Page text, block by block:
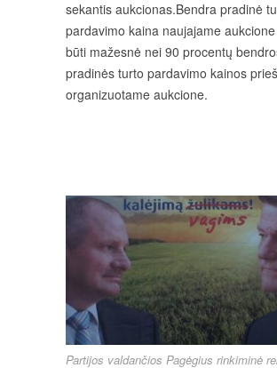
sekantis aukcionas.Bendra pradinė
pardavimo kaina naujajame
būti mažesnė nei 90 procentų
pradinės turto pardavimo kainos
organizuotame aukcione.
Partijos valdančios Pagėgius rinkiminė